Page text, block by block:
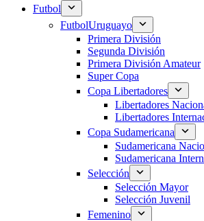
Futbol
FutbolUruguayo
Primera División
Segunda División
Primera División Amateur
Super Copa
Copa Libertadores
Libertadores
Libertadores
Copa Sudamericana
Sudamericana
Sudamericana
Selección
Selección Mayor
Selección Juvenil
Femenino